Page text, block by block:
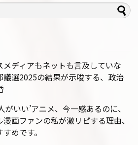
メディアもネットも言及していな
議選2025の結果が示唆する、政治
がいい’アニメ、今一感あるのに、
画ファンの私が激リピする理由、
めです。